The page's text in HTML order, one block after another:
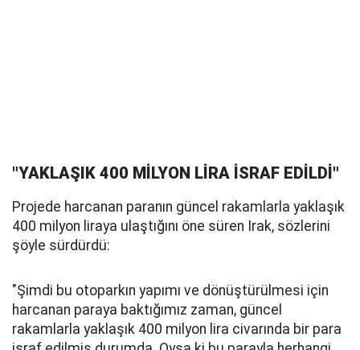
"YAKLAŞIK 400 MİLYON LİRA İSRAF EDİLDİ"
Projede harcanan paranın güncel rakamlarla yaklaşık
400 milyon liraya ulaştığını öne süren Irak, sözlerini
şöyle sürdürdü:
"Şimdi bu otoparkın yapımı ve dönüştürülmesi için
harcanan paraya baktığımız zaman, güncel
rakamlarla yaklaşık 400 milyon lira civarında bir para